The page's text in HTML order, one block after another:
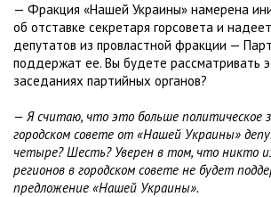
— Фракция «Нашей Украины» намерена
об отставке секретаря горсовета и
депутатов из провластной фракции —
поддержат ее. Вы будете рассматривать
заседаниях партийных органов?
— Я считаю, что это больше политическое
городском совете от «Нашей Украины»
четыре? Шесть? Уверен в том, что никто
регионов в городском совете не будет
предложение «Нашей Украины».